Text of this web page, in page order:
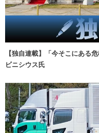
【独自連載】「今そこにある
ビニシウス氏